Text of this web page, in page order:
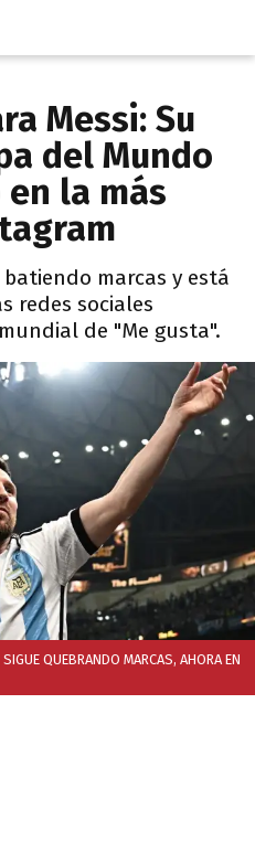
Messi: Su
del Mundo
la más
marcas y está
redes sociales
de "Me gusta".
QUEBRANDO MARCAS, AHORA EN